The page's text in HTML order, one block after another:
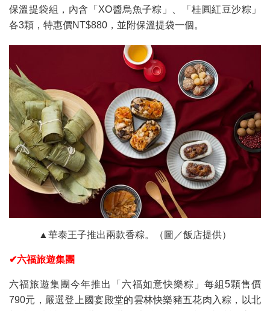
保溫提袋組，內含「XO醬烏魚子粽」、「桂圓紅豆沙粽」
各3顆，特惠價NT$880，並附保溫提袋一個。
▲華泰王子推出兩款香粽。（圖／飯店提供）
✔六福旅遊集團
六福旅遊集團今年推出「六福如意快樂粽」每組5顆售價
790元，嚴選登上國宴殿堂的雲林快樂豬五花肉入粽，以北